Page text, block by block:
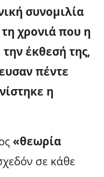
συνομιλία
χρονιά που η
έκθεσή της,
πέντε
η
«θεωρία
σε κάθε